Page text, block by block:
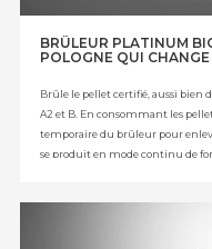
BRÛLEUR PLATINUM
POLOGNE QUI
Brûle le pellet certifié, aussi bien
A2 et B. En consommant les
temporaire du brûleur pour
se produit en mode continu de